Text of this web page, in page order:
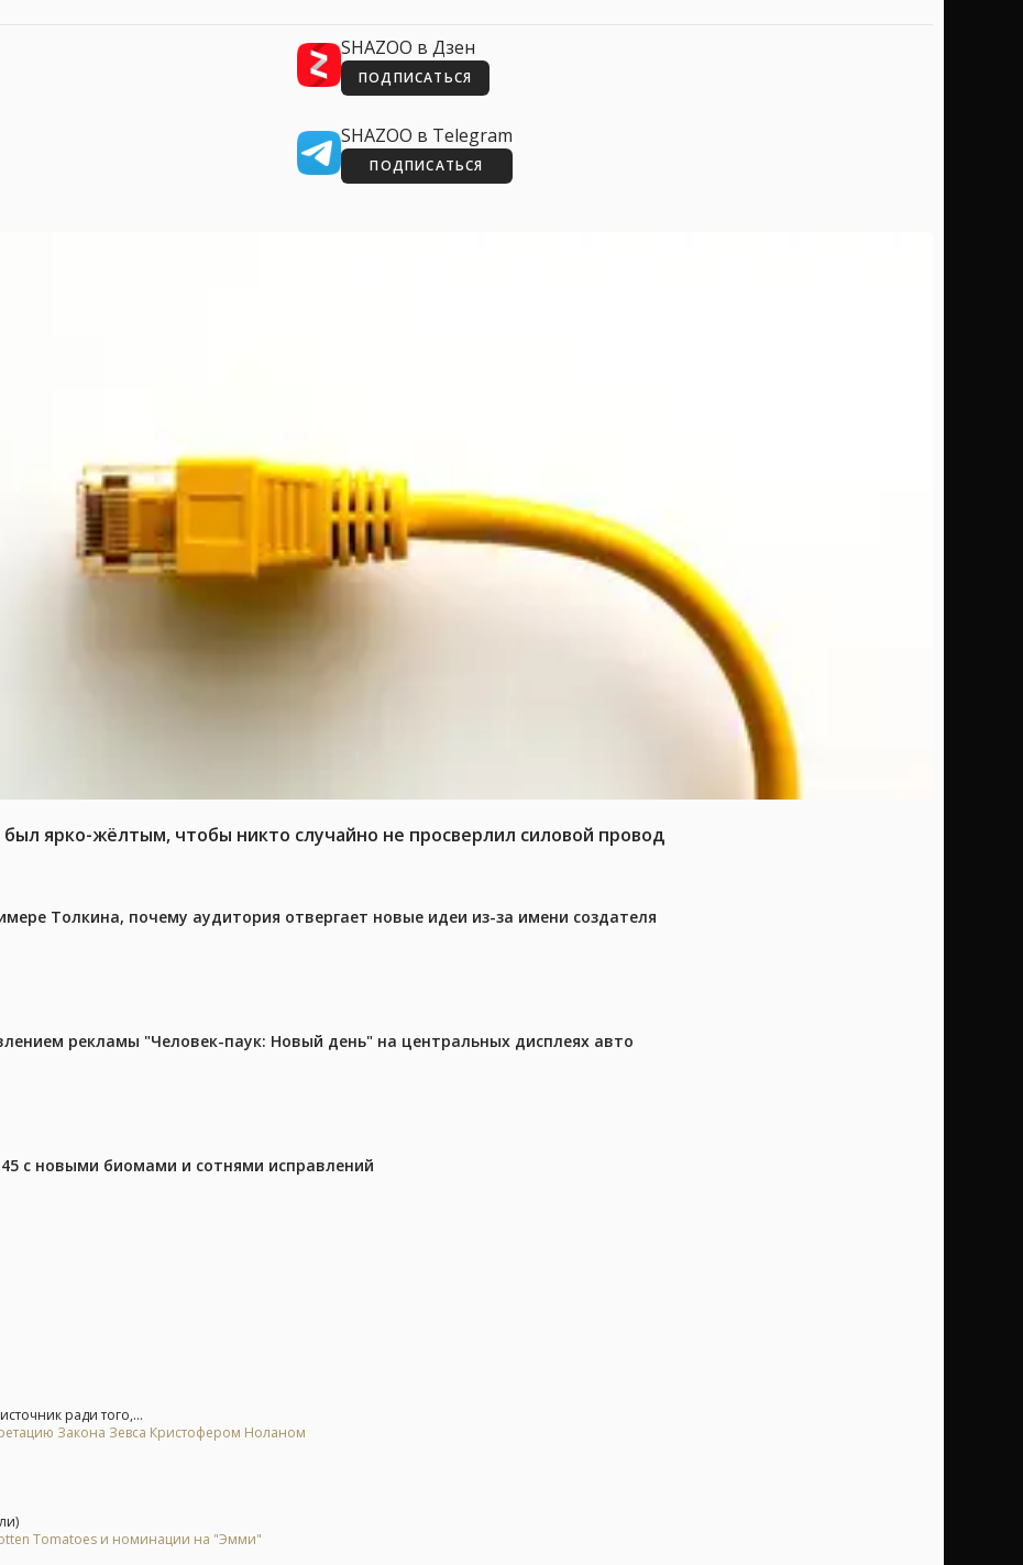
SHAZOO в Дзен
ПОДПИСАТЬСЯ
SHAZOO в Telegram
ПОДПИСАТЬСЯ
ярко-жёлтым, чтобы никто случайно не просверлил силовой провод
Толкина, почему аудитория отвергает новые идеи из-за имени создателя
рекламы "Человек-паук: Новый день" на центральных дисплеях авто
с новыми биомами и сотнями исправлений
ради того,...
Закона Зевса Кристофером Ноланом
Tomatoes и номинации на "Эмми"